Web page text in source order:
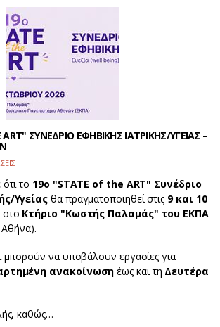
ART" ΣΥΝΕΔΡΙΟ ΕΦΗΒΙΚΗΣ ΙΑΤΡΙΚΗΣ/ΥΓΕΙΑΣ –
το 19ο "STATE of the ART" Συνέδριο
Υγείας θα πραγματοποιηθεί στις 9 και 10
στο Κτήριο "Κωστής Παλαμάς" του ΕΚΠΑ
Αθήνα).
μπορούν να υποβάλουν εργασίες για
ανακοίνωσηέως και τη Δευτέρα
καθώς…